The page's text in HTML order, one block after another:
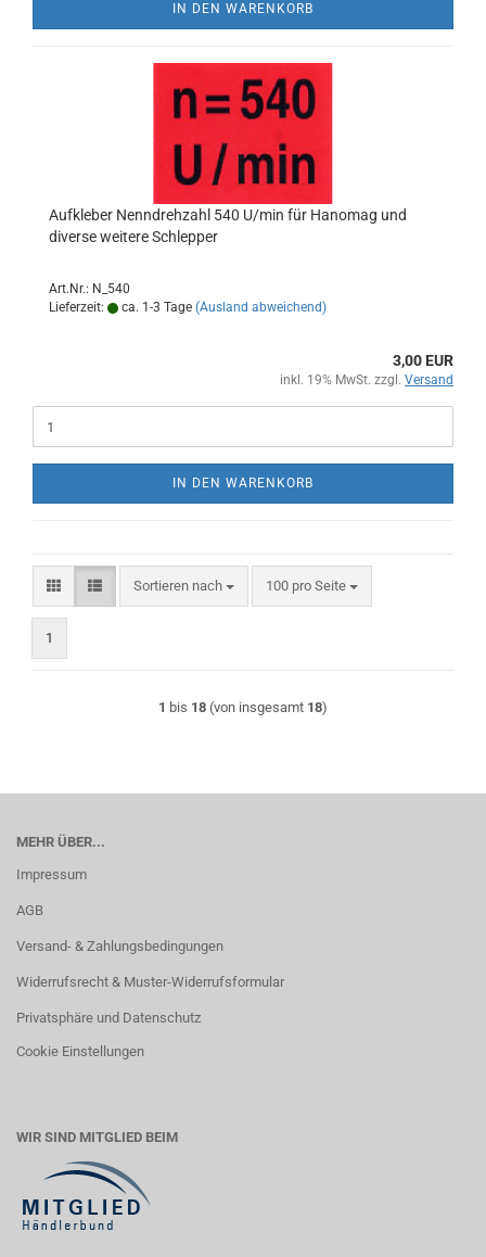
IN DEN WARENKORB
Aufkleber Nenndrehzahl 540 U/min für Hanomag und
diverse weitere Schlepper
Art.Nr.: N_540
Lieferzeit:
ca. 1-3 Tage (Ausland abweichend)
3,00 EUR
inkl. 19% MwSt. zzgl. Versand
IN DEN WARENKORB
Sortieren nach
Sortieren nach 100 pro Seite
pro Seite
1
1 bis 18 (von insgesamt 18)
MEHR ÜBER...
Impressum
AGB
Versand- & Zahlungsbedingungen
Widerrufsrecht & Muster-Widerrufsformular
Privatsphäre und Datenschutz
Cookie Einstellungen
WIR SIND MITGLIED BEIM